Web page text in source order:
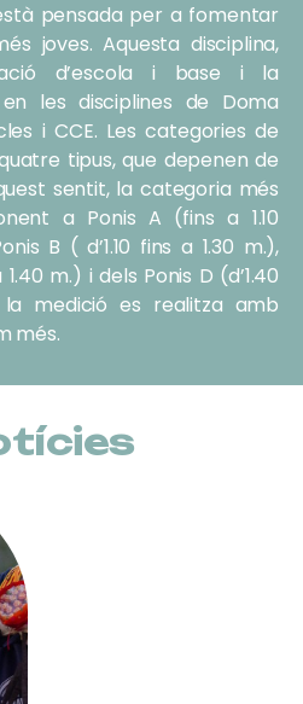
pensada per a fomentar
joves. Aquesta disciplina,
d’escola i base i la
les disciplines de Doma
i CCE. Les categories de
tipus, que depenen de
sentit, la categoria més
a Ponis A (fins a 1.10
B ( d’1.10 fins a 1.30 m.),
m.) i dels Ponis D (d’1.40
medició es realitza amb
més.